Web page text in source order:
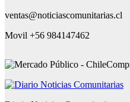
ventas@noticiascomunitarias.cl
Movil +56 984147462